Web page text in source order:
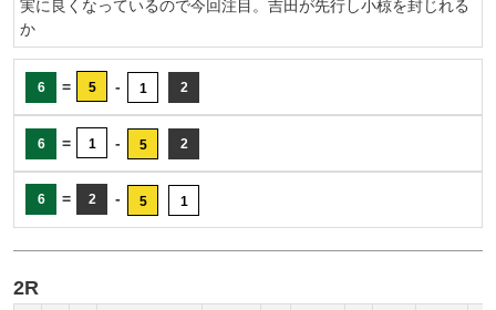
実に良くなっているので今回注目。吉田が先行し小椋を封じれる
か
6 = 5 - 1 2
6 = 1 - 5 2
6 = 2 - 5 1
2R